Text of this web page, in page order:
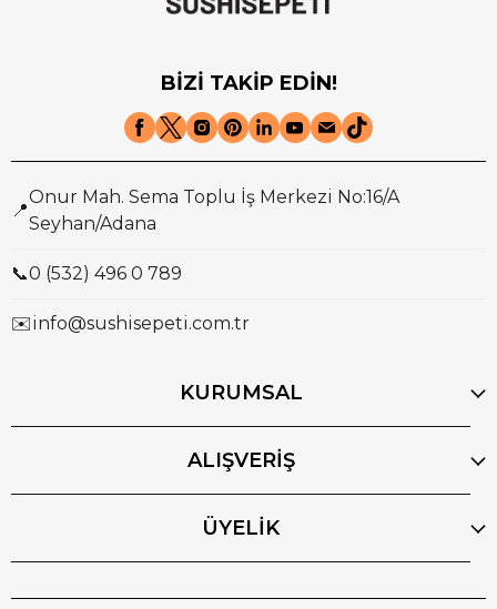
BİZİ TAKİP EDİN!
📍
Onur Mah. Sema Toplu İş Merkezi No:16/A
Seyhan/Adana
📞0 (532) 496 0 789
✉️info@sushisepeti.com.tr
KURUMSAL
ALIŞVERİŞ
ÜYELİK